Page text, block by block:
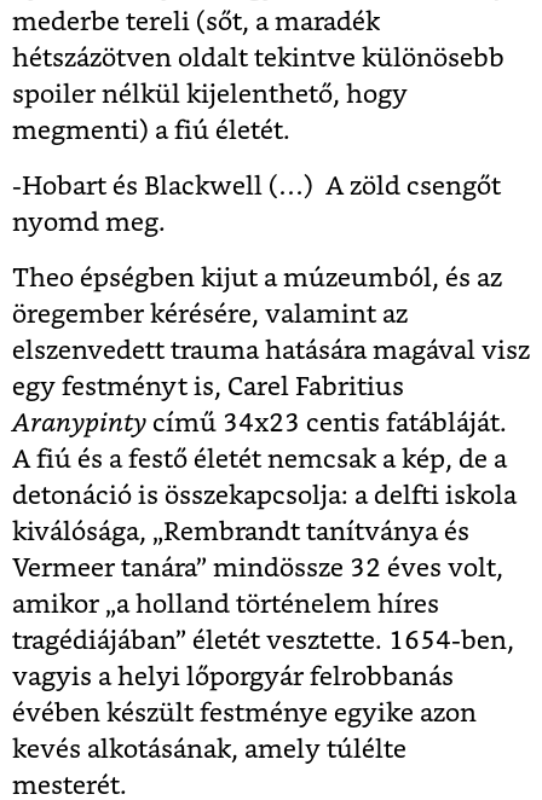
mederbe tereli (sőt, a maradék
hétszázötven oldalt tekintve különösebb
spoiler nélkül kijelenthető, hogy
megmenti) a fiú életét.
-Hobart és Blackwell (…) A zöld csengőt
nyomd meg.
Theo épségben kijut a múzeumból, és az
öregember kérésére, valamint az
elszenvedett trauma hatására magával visz
egy festményt is, Carel Fabritius
Aranypinty című 34x23 centis fatábláját.
A fiú és a festő életét nemcsak a kép, de a
detonáció is összekapcsolja: a delfti iskola
kiválósága, „Rembrandt tanítványa és
Vermeer tanára” mindössze 32 éves volt,
amikor „a holland történelem híres
tragédiájában” életét vesztette. 1654-ben,
vagyis a helyi lőporgyár felrobbanás
évében készült festménye egyike azon
kevés alkotásának, amely túlélte
mesterét.